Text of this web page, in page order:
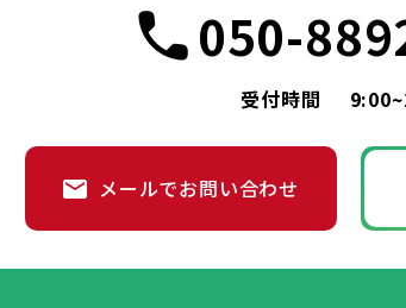
050-
受付時間
メールでお問い合わせ